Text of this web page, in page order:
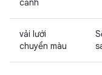
cảnh
vải lưới
chuyển màu